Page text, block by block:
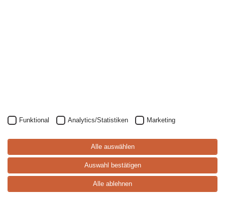
S
p
ei
s
e
-
k
a
rt
Funktional Analytics/Statistiken Marketing
Alle auswählen
Auswahl bestätigen
Alle ablehnen